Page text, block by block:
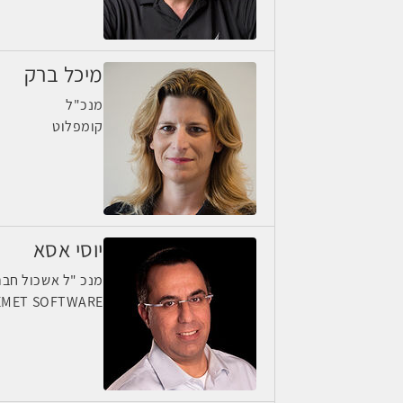
מיכל ברק
מנכ"ל
קומפלוט
יוסי אסא
מנכ "ל אשכול
SOFTWARE